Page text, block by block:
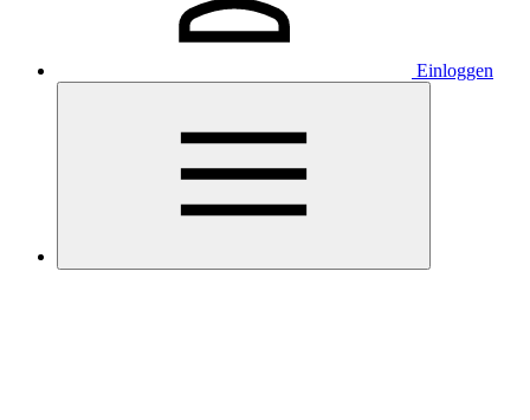
Einloggen